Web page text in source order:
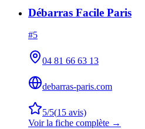
Débarras Facile Paris
#5
04 81 66 63 13
debarras-paris.com
5/5(15 avis)
Voir la fiche complète →